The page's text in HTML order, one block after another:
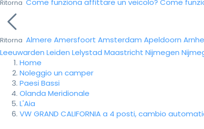
Ritorna Come funziona affittare un veicolo? Come
Ritorna Almere Amersfoort Amsterdam Apeldoorn
Leeuwarden Leiden Lelystad Maastricht Nijmegen
Home
Noleggio un camper
Paesi Bassi
Olanda Meridionale
L'Aia
VW GRAND CALIFORNIA a 4 posti, cambio